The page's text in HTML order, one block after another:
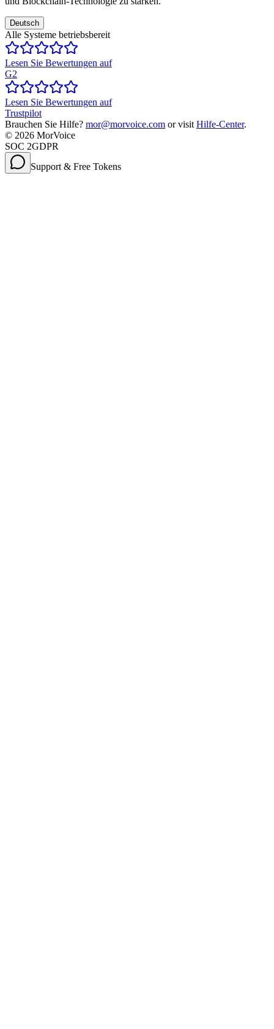
Deutsch
Alle Systeme betriebsbereit
Lesen Sie Bewertungen auf
G2
Lesen Sie Bewertungen auf
Trustpilot
Brauchen Sie Hilfe? mor@morvoice.com or visit Hilfe-Center.
© 2026 MorVoice
SOC 2GDPR
Support & Free Tokens